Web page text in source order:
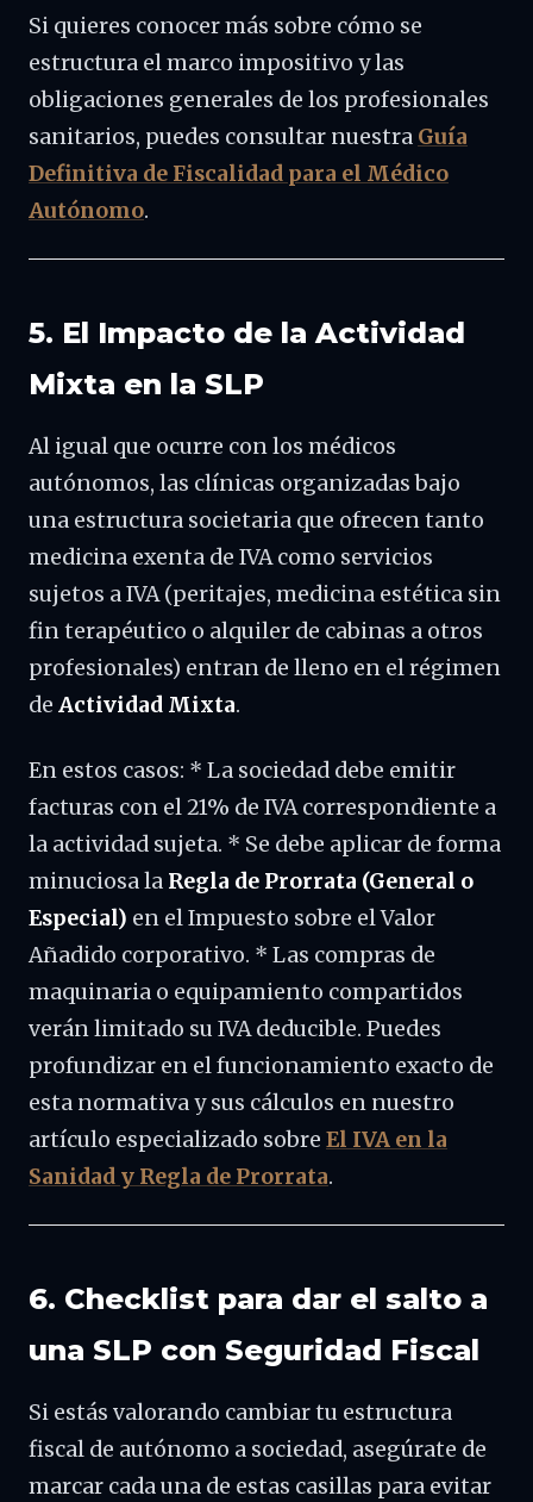
Si quieres conocer más sobre cómo se
estructura el marco impositivo y las
obligaciones generales de los profesionales
sanitarios, puedes consultar nuestra Guía
Definitiva de Fiscalidad para el Médico
Autónomo.
5. El Impacto de la Actividad
Mixta en la SLP
Al igual que ocurre con los médicos
autónomos, las clínicas organizadas bajo
una estructura societaria que ofrecen tanto
medicina exenta de IVA como servicios
sujetos a IVA (peritajes, medicina estética sin
fin terapéutico o alquiler de cabinas a otros
profesionales) entran de lleno en el régimen
de Actividad Mixta.
En estos casos: * La sociedad debe emitir
facturas con el 21% de IVA correspondiente a
la actividad sujeta. * Se debe aplicar de forma
minuciosa la Regla de Prorrata (General o
Especial) en el Impuesto sobre el Valor
Añadido corporativo. * Las compras de
maquinaria o equipamiento compartidos
verán limitado su IVA deducible. Puedes
profundizar en el funcionamiento exacto de
esta normativa y sus cálculos en nuestro
artículo especializado sobre El IVA en la
Sanidad y Regla de Prorrata.
6. Checklist para dar el salto a
una SLP con Seguridad Fiscal
Si estás valorando cambiar tu estructura
fiscal de autónomo a sociedad, asegúrate de
marcar cada una de estas casillas para evitar